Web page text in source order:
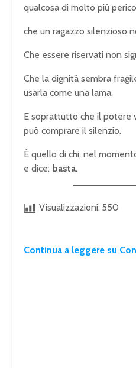
qualcosa di molto più
che un ragazzo silenzioso
Che essere riservati non
Che la dignità sembra
usarla come una lama.
E soprattutto che il potere
può comprare il silenzio.
È quello di chi, nel
e dice: basta.
Visualizzazioni: 550
Continua a leggere su